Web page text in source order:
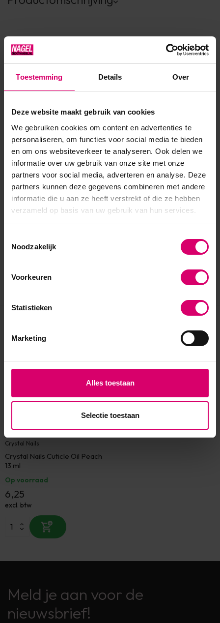
Toestemming Details Over
Deze website maakt gebruik van cookies
We gebruiken cookies om content en advertenties te
personaliseren, om functies voor social media te bieden
en om ons websiteverkeer te analyseren. Ook delen we
informatie over uw gebruik van onze site met onze
partners voor social media, adverteren en analyse. Deze
partners kunnen deze gegevens combineren met andere
informatie die u aan ze heeft verstrekt of die ze hebben
verzameld op basis van uw gebruik van hun services.
Noodzakelijk
Voorkeuren
Statistieken
Marketing
Alles toestaan
Selectie toestaan
Product specificaties
Artikelnummer 41365
Crystal Nails
Crystal Nails Cuticle Oil Peach
13 ml
Op voorraad
6,25
excl. btw
Meld je aan voor de
nieuwsbrief!